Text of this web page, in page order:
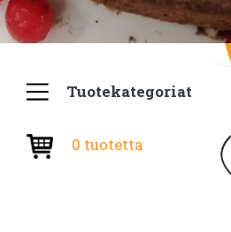
Tuotekategoriat
0 tuotetta